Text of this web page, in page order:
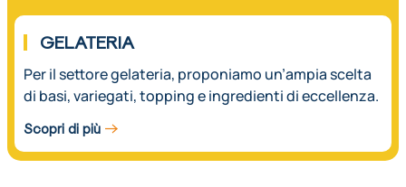
03.
GELATERIA
Per il settore gelateria, proponiamo un’ampia scelta
di basi, variegati, topping e ingredienti di eccellenza.
Scopri di più